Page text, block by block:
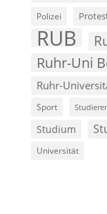
Polizei
RUB
Ruhr-Uni
Ruhr-
Sport
Studium
Universität